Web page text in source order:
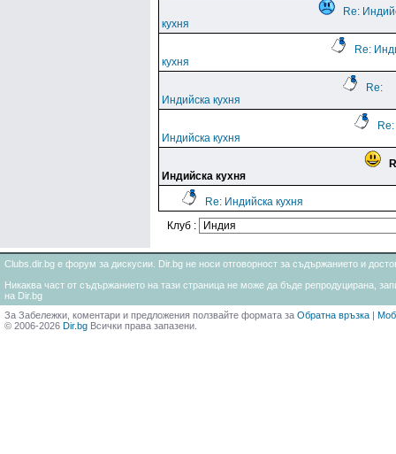
Re:
кухня
Re:
кухня
Re:
Индийска кухня
Re:
Индийска кухня
Индийска кухня
Re: Индийска кухня
Клуб :
Clubs.dir.bg е форум за дискусии. Dir.bg не носи отговорност за съдържанието и
Никаква част от съдържанието на тази страница не може да бъде репродуцирана,
на Dir.bg
За Забележки, коментари и предложения ползвайте формата за Обратна връзка |
© 2006-2026 Dir.bg Всички права запазени.